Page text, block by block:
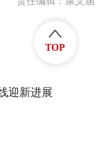
迎新进展
TOP